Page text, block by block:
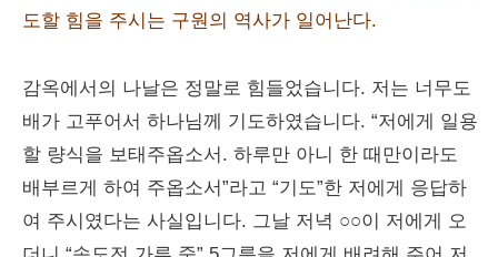
도할 힘을 주시는 구원의 역사가 일어난다.
감옥에서의 나날은 정말로 힘들었습니다. 저는 너무도
배가 고푸어서 하나님께 기도하였습니다. “저에게 일용
할 량식을 보태주옵소서. 하루만 아니 한 때만이라도
배부르게 하여 주옵소서”라고 “기도”한 저에게 응답하
여 주시였다는 사실입니다. 그날 저녁 ○○이 저에게 오